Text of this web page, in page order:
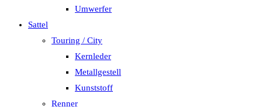
Umwerfer
Sattel
Touring / City
Kernleder
Metallgestell
Kunststoff
Renner